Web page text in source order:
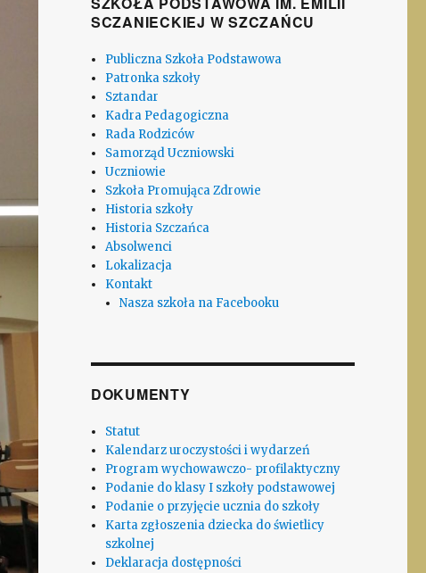
SCZANIECKIEJ W SZCZAŃCU
Publiczna Szkoła Podstawowa
Patronka szkoły
Sztandar
Kadra Pedagogiczna
Rada Rodziców
Samorząd Uczniowski
Uczniowie
Szkoła Promująca Zdrowie
Historia szkoły
Historia Szczańca
Absolwenci
Lokalizacja
Kontakt
Nasza szkoła na Facebooku
DOKUMENTY
Statut
Kalendarz uroczystości i wydarzeń
Program wychowawczo- profilaktyczny
Podanie do klasy I szkoły podstawowej
Podanie o przyjęcie ucznia do szkoły
Karta zgłoszenia dziecka do świetlicy
szkolnej
Deklaracja dostępności